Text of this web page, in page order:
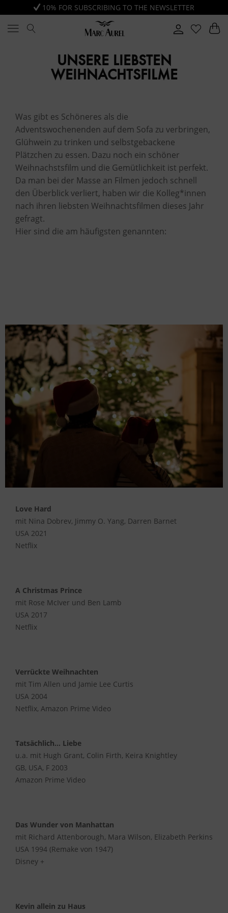
10% FOR SUBSCRIBING TO THE NEWSLETTER
UNSERE LIEBSTEN
WEIHNACHTSFILME
Was gibt es Schöneres als die
Adventswochenenden auf dem Sofa zu verbringen,
Glühwein zu trinken und selbstgebackene
Plätzchen zu essen. Dazu noch ein schöner
Weihnachstsfilm und die Gemütlichkeit ist perfekt.
Da man bei der Masse an Filmen jedoch schnell
den Überblick verliert, haben wir die Kolleg*innen
nach ihren liebsten Weihnachtsfilmen dieses Jahr
gefragt.
Hier sind die am häufigsten genannten:
Love Hard
mit Nina Dobrev, Jimmy O. Yang, Darren Barnet
USA 2021
Netflix
A Christmas Prince
mit Rose McIver und Ben Lamb
USA 2017
Netflix
Verrückte Weihnachten
mit Tim Allen und Jamie Lee Curtis
USA 2004
Netflix, Amazon Prime Video
Tatsächlich... Liebe
u.a. mit Hugh Grant, Colin Firth, Keira Knightley
GB, USA, F 2003
Amazon Prime Video
Das Wunder von Manhattan
mit Richard Attenborough, Mara Wilson, Elizabeth Perkins
USA 1994 (Remake von 1947)
Disney +
Kevin allein zu Haus